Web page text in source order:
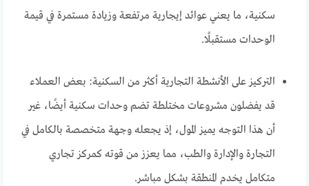
سكنية، ما يعني عوائد إيجارية مرتفعة وزيادة مستمرة في قيمة
الوحدات مستقبلًا.
التركيز على الأنشطة التجارية أكثر من السكنية: بعض العملاء
قد يفضلون مشروعات مختلطة تضم وحدات سكنية أيضًا، غير
أن هذا التوجه يميز المول، إذ يجعله وجهة متخصصة بالكامل في
التجارة والإدارة والطب، مما يعزز من قوته كمركز تجاري
متكامل يخدم المنطقة بشكل مباشر.